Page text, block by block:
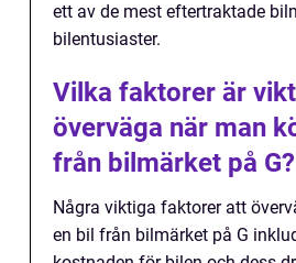
ett av de mest eftertraktade
bilentusiaster.
Vilka faktorer är
överväga när man
från bilmärket på G?
Några viktiga faktorer att
en bil från bilmärket på G